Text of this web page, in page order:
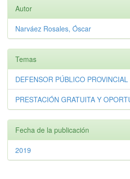
Autor
Narváez Rosales, Óscar
Temas
DEFENSOR PÚBLICO
PRESTACIÓN GRATUITA Y
Fecha de la publicación
2019